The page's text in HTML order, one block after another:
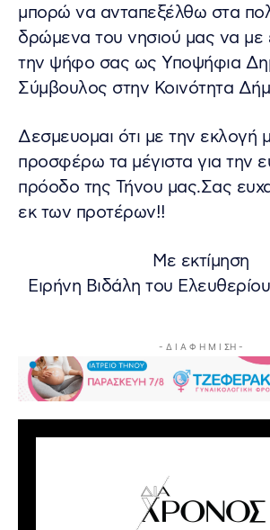
μπορώ να ανταπεξέλθω στα
δρώμενα του νησιού μας να με
την ψήφο σας ως Υποψήφια
Σύμβουλος στην Κοινότητα
Δεσμευομαι ότι με την εκλογή
προσφέρω τα μέγιστα για την
πρόοδο της Τήνου μας.Σας
εκ των προτέρων!!
Με εκτίμηση
Ειρήνη Βιδάλη του
- Δ Ι Α Φ Η Μ Ι ΣΗ -